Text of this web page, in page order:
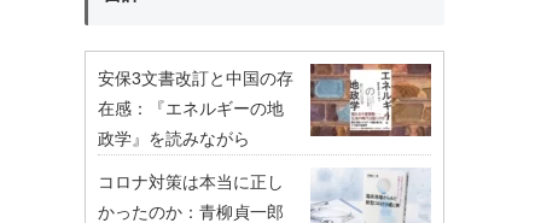
安保3文書改訂と中国の存
在感：『エネルギーの地
政学』を読みながら
コロナ対策は本当に正し
かったのか：青柳貞一郎